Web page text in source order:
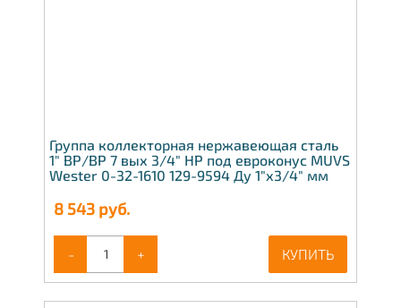
Группа коллекторная нержавеющая сталь
1" ВР/ВР 7 вых 3/4" НР под евроконус MUVS
Wester 0-32-1610 129-9594 Ду 1"х3/4" мм
8 543 руб.
- + КУПИТЬ